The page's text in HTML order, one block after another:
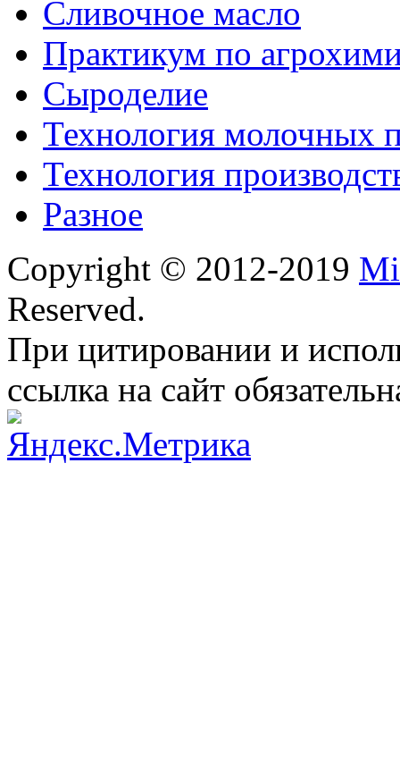
Сливочное масло
Практикум по
Сыроделие
Технология молочных
Технология
Разное
Copyright © 2012-2019
Reserved.
При цитировании и
ссылка на сайт